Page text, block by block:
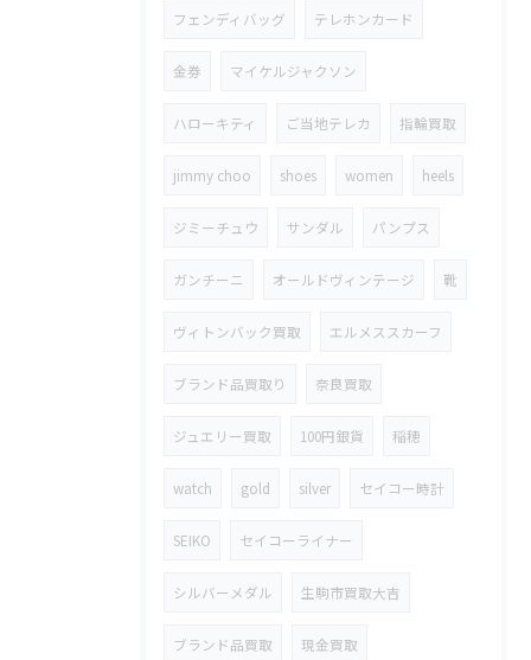
フェンディバッグ テレホンカード
金券 マイケルジャクソン
ハローキティ ご当地テレカ 指輪買取
jimmy choo shoes women heels
ジミーチュウ サンダル パンプス
ガンチーニ オールドヴィンテージ 靴
ヴィトンバック買取 エルメススカーフ
ブランド品買取り 奈良買取
ジュエリー買取 100円銀貨 稲穂
watch gold silver セイコー時計
SEIKO セイコーライナー
シルバーメダル 生駒市買取大吉
ブランド品買取 現金買取